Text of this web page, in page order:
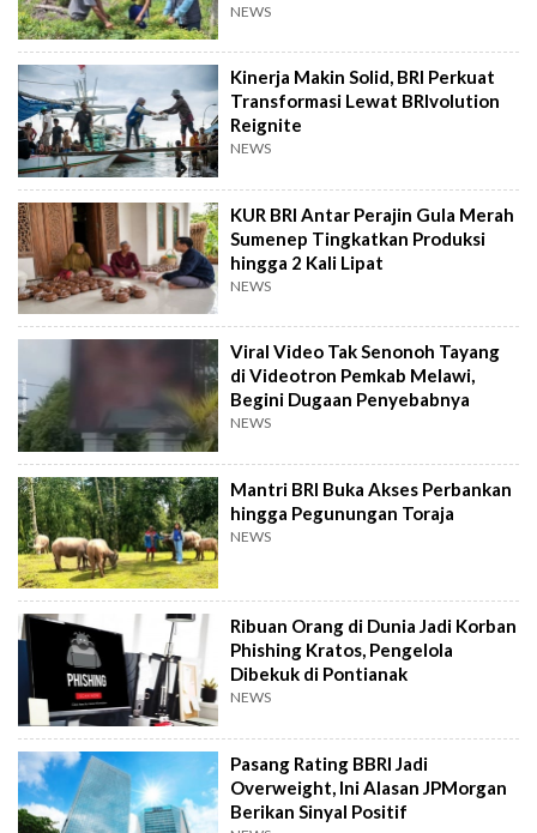
NEWS
Kinerja Makin Solid, BRI Perkuat
Transformasi Lewat BRIvolution
Reignite
NEWS
KUR BRI Antar Perajin Gula Merah
Sumenep Tingkatkan Produksi
hingga 2 Kali Lipat
NEWS
Viral Video Tak Senonoh Tayang
di Videotron Pemkab Melawi,
Begini Dugaan Penyebabnya
NEWS
Mantri BRI Buka Akses Perbankan
hingga Pegunungan Toraja
NEWS
Ribuan Orang di Dunia Jadi Korban
Phishing Kratos, Pengelola
Dibekuk di Pontianak
NEWS
Pasang Rating BBRI Jadi
Overweight, Ini Alasan JPMorgan
Berikan Sinyal Positif